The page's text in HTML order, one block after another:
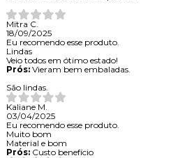
Mitra C.
18/09/2025
Eu recomendo esse produto.
Lindas
Veio todos em ótimo estado!
Prós: Vieram bem embaladas.
São lindas.
Kaliane M.
03/04/2025
Eu recomendo esse produto.
Muito bom
Material e bom
Prós: Custo benefício